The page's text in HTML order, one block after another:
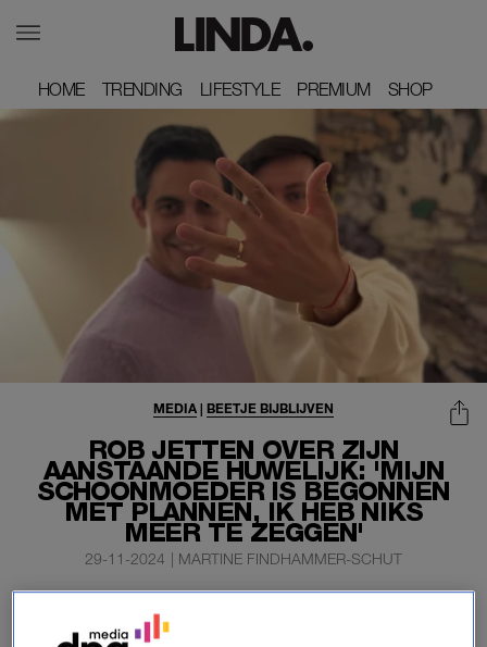
HOME
HOME TRENDING
TRENDING LIFESTYLE
LIFESTYLE PREMIUM
PREMIUM SHOP
SHOP
ROB JETTEN OVER ZIJN
AANSTAANDE HUWELIJK: 'MIJN
SCHOONMOEDER IS BEGONNEN
MET PLANNEN, IK HEB NIKS
MEER TE ZEGGEN'
MEDIA | BEETJE BIJBLIJVEN
29-11-2024 | MARTINE FINDHAMMER-SCHUT
D66-leider Rob Jetten vertelde al eerder exclusief bij
LINDA. dat hij gaat trouwen met de Argentijnse hockey-